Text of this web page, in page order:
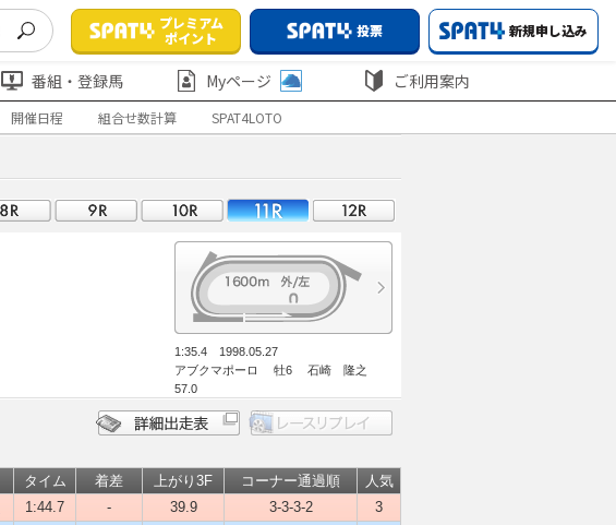
プレミアム
ポイント
投票 新規申し込み
番組・登録馬 Myページ ご利用案内
開催日程 組合せ数計算 SPAT4LOTO
1:35.4 1998.05.27
アブクマポーロ 牡6 石崎 隆之
57.0
タイム 着差 上がり3F コーナー通過順
人気
1:44.7 - 39.9 3-3-3-2
3